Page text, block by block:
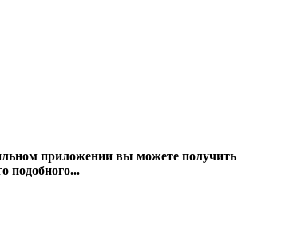
приложении вы можете получить
подобного...